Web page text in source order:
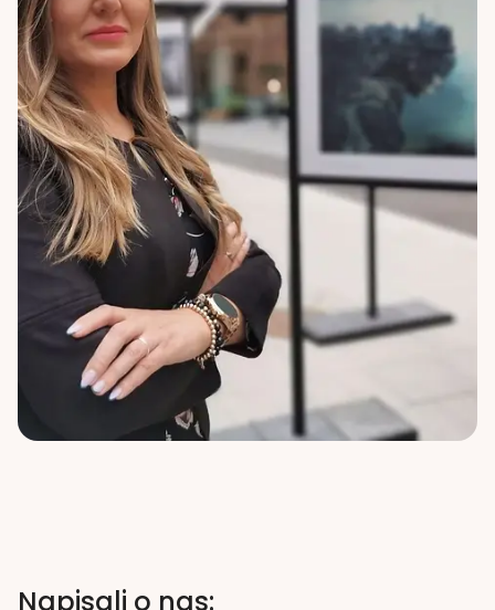
Napisali o nas: